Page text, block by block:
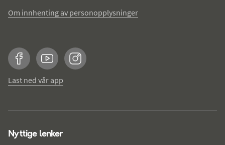
Om innhenting av personopplysninger
FacebookYouTubeInstagram
Last ned vår app
Nyttige lenker